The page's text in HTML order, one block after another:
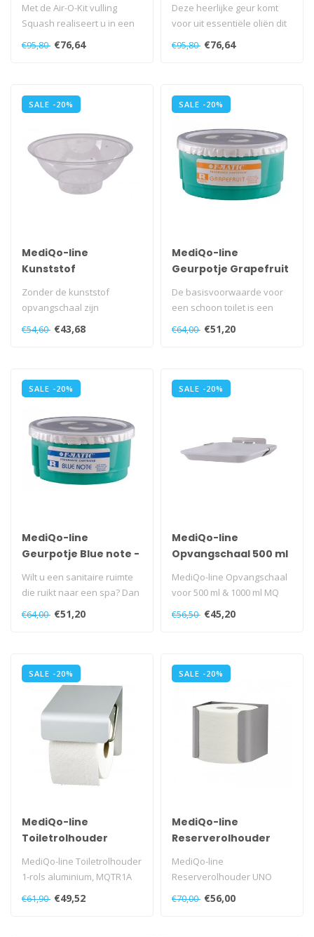
Met de Air-O-Kit vulling
Squash realiseert u in een
handomdraai een frisse en
€95,80 €76,64
Deze heerlijke geur komt
voor uit essentiële oliën dit
prettig zijn voor de me..
€95,80 €76,64
SALE -20%
MediQo-line
Kunststof
opvangschaal AC-
Zonder de kunststof
opvangschaal zijn
toiletborstelhouders niet
€54,60 €43,68
SALE -20%
MediQo-line
Geurpotje Grapefruit
- 10 stuks
De basisvoorwaarde voor
een schoon toilet is een
goede hygiëne. Toch is geur
€64,00 €51,20
SALE -20%
MediQo-line
Geurpotje Blue note -
Wilt u een sanitaire ruimte
die ruikt naar een spa? Dan
zit u goed met het geurp..
€64,00 €51,20
SALE -20%
MediQo-line
Opvangschaal 500 ml
MediQo-line Opvangschaal
voor 500 ml & 1000 ml MQ
dispensers, MQDTW0510..
€56,50 €45,20
SALE -20%
MediQo-line
Toiletrolhouder
aluminium
MediQo-line Toiletrolhouder
1-rols aluminium, MQTR1A
€61,90 €49,52
SALE -20%
MediQo-line
Reserverolhouder
uno RVS
MediQo-line
Reserverolhouder UNO
RVS, MQRRH1E
€70,00 €56,00